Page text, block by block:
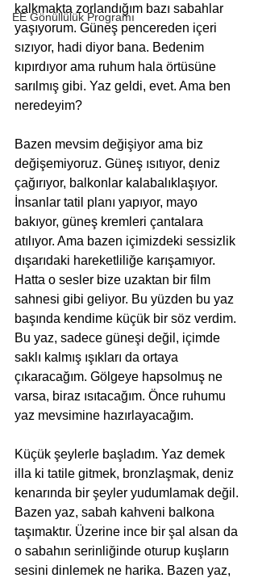
EE Gönüllülük Programı
kalkmakta zorlandığım bazı sabahlar
yaşıyorum. Güneş pencereden içeri
sızıyor, hadi diyor bana. Bedenim
kıpırdıyor ama ruhum hala örtüsüne
sarılmış gibi. Yaz geldi, evet. Ama ben
neredeyim?
Bazen mevsim değişiyor ama biz
değişemiyoruz. Güneş ısıtıyor, deniz
çağırıyor, balkonlar kalabalıklaşıyor.
İnsanlar tatil planı yapıyor, mayo
bakıyor, güneş kremleri çantalara
atılıyor. Ama bazen içimizdeki sessizlik
dışarıdaki hareketliliğe karışamıyor.
Hatta o sesler bize uzaktan bir film
sahnesi gibi geliyor. Bu yüzden bu yaz
başında kendime küçük bir söz verdim.
Bu yaz, sadece güneşi değil, içimde
saklı kalmış ışıkları da ortaya
çıkaracağım. Gölgeye hapsolmuş ne
varsa, biraz ısıtacağım. Önce ruhumu
yaz mevsimine hazırlayacağım.
Küçük şeylerle başladım. Yaz demek
illa ki tatile gitmek, bronzlaşmak, deniz
kenarında bir şeyler yudumlamak değil.
Bazen yaz, sabah kahveni balkona
taşımaktır. Üzerine ince bir şal alsan da
o sabahın serinliğinde oturup kuşların
sesini dinlemek ne harika. Bazen yaz,